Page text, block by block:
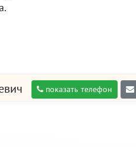
показать телефон